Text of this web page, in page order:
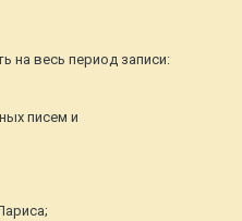
на весь период записи:
писем и